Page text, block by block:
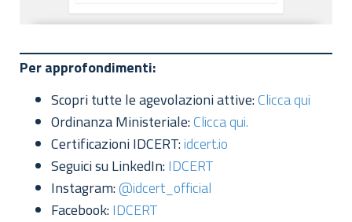
Per approfondimenti:
Scopri tutte le agevolazioni attive:Clicca qui
Ordinanza Ministeriale:Clicca qui.
Certificazioni IDCERT:idcert.io
Seguici su LinkedIn:IDCERT
Instagram:@idcert_official
Facebook:IDCERT